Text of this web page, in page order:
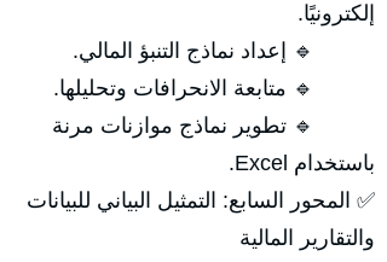
إلكترونيًا.
🔹 إعداد نماذج التنبؤ المالي.
🔹 متابعة الانحرافات وتحليلها.
🔹 تطوير نماذج موازنات مرنة
باستخدام Excel.
✅ المحور السابع: التمثيل البياني للبيانات
والتقارير المالية